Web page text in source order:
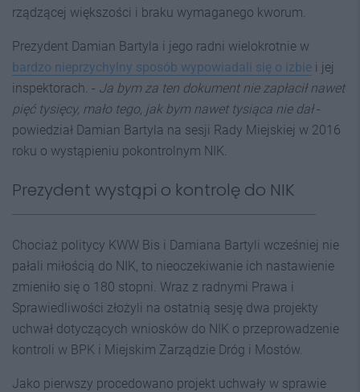
rządzącej większości i braku wymaganego kworum.
Prezydent Damian Bartyla i jego radni wielokrotnie w
bardzo nieprzychylny sposób wypowiadali się o izbie i jej
inspektorach. - Ja bym za ten dokument nie zapłacił nawet
pięć tysięcy, mało tego, jak bym nawet tysiąca nie dał-
powiedział Damian Bartyla na sesji Rady Miejskiej w 2016
roku o wystąpieniu pokontrolnym NIK.
Prezydent wystąpi o kontrolę do NIK
Chociaż politycy KWW Bis i Damiana Bartyli wcześniej nie
pałali miłością do NIK, to nieoczekiwanie ich nastawienie
zmieniło się o 180 stopni. Wraz z radnymi Prawa i
Sprawiedliwości złożyli na ostatnią sesję dwa projekty
uchwał dotyczących wniosków do NIK o przeprowadzenie
kontroli w BPK i Miejskim Zarządzie Dróg i Mostów.
Jako pierwszy procedowano projekt uchwały w sprawie